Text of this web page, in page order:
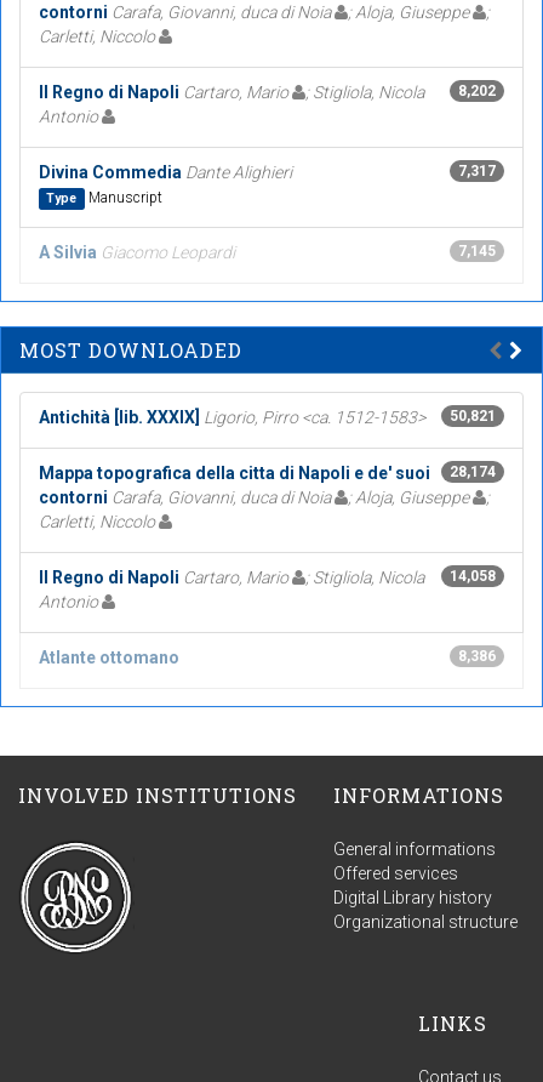
contorni Carafa, Giovanni, duca di Noia ; Aloja, Giuseppe
;
Carletti, Niccolo
8,202
Il Regno di Napoli Cartaro, Mario
; Stigliola, Nicola
Antonio
7,317
Divina Commedia Dante Alighieri
Type Manuscript
7,145
A Silvia Giacomo Leopardi
MOST DOWNLOADED
50,821
Antichità [lib. XXXIX] Ligorio, Pirro <ca. 1512-1583>
28,174
Mappa topografica della citta di Napoli e de' suoi
contorni Carafa, Giovanni, duca di Noia ; Aloja, Giuseppe
;
Carletti, Niccolo
14,058
Il Regno di Napoli Cartaro, Mario
; Stigliola, Nicola
Antonio
8,386
Atlante ottomano
INVOLVED INSTITUTIONS INFORMATIONS
General informations
Offered services
Digital Library history
Organizational structure
LINKS
Contact us